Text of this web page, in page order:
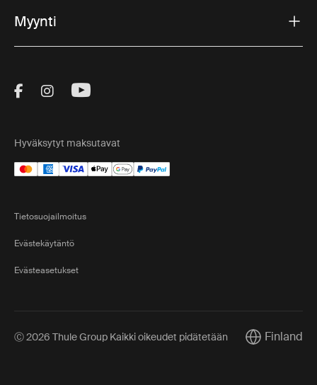
Myynti
Visit Thule on Facebook (external link)
Visit Thule on Instagram (external link)
Visit Thule on Youtube (external
Hyväksytyt maksutavat
Tietosuojailmoitus
Evästekäytäntö
Evästeasetukset
Ⓒ 2026 Thule Group Kaikki oikeudet pidätetään CurrentFinland